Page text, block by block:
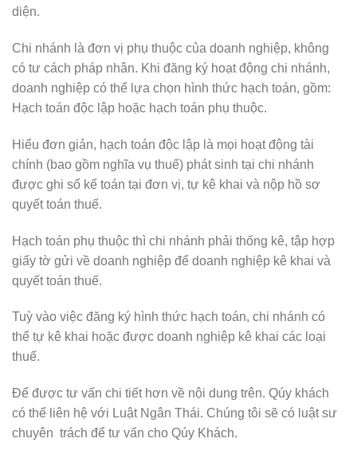
diện.
Chi nhánh là đơn vị phụ thuộc của doanh nghiệp, không
có tư cách pháp nhân. Khi đăng ký hoạt động chi nhánh,
doanh nghiệp có thể lựa chọn hình thức hạch toán, gồm:
Hạch toán độc lập hoặc hạch toán phụ thuộc.
Hiểu đơn giản, hạch toán độc lập là mọi hoạt động tài
chính (bao gồm nghĩa vụ thuế) phát sinh tại chi nhánh
được ghi sổ kế toán tại đơn vị, tự kê khai và nộp hồ sơ
quyết toán thuế.
Hạch toán phụ thuộc thì chi nhánh phải thống kê, tập hợp
giấy tờ gửi về doanh nghiệp để doanh nghiệp kê khai và
quyết toán thuế.
Tuỳ vào việc đăng ký hình thức hạch toán, chi nhánh có
thể tự kê khai hoặc được doanh nghiệp kê khai các loại
thuế.
Để được tư vấn chi tiết hơn về nội dung trên. Qúy khách
có thể liên hệ với Luật Ngân Thái. Chúng tôi sẽ có luật sư
chuyên trách để tư vấn cho Qúy Khách.